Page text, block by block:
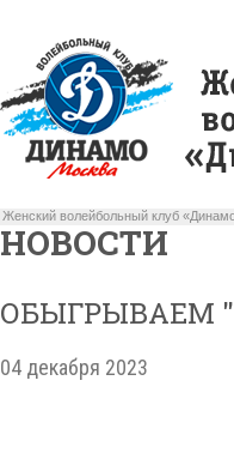
Женский волейбольный клуб
НОВОСТИ
ОБЫГРЫВАЕМ
04 декабря 2023